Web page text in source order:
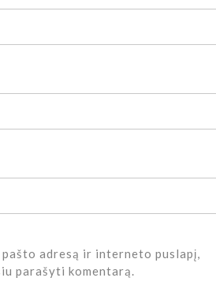
adresą ir interneto puslapį,
parašyti komentarą.